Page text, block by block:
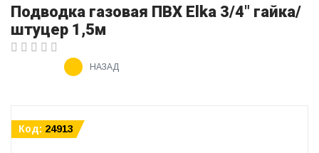
Подводка газовая ПВХ Elka 3/4" гайка/
штуцер 1,5м
НАЗАД
Код: 24913